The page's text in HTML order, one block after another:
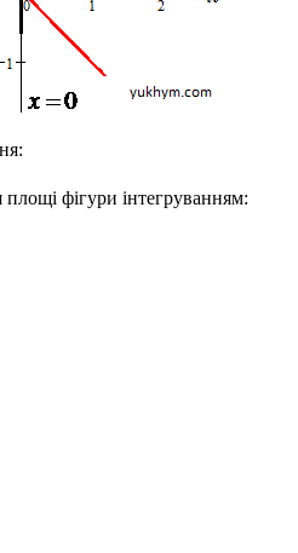
фігури інтегруванням: